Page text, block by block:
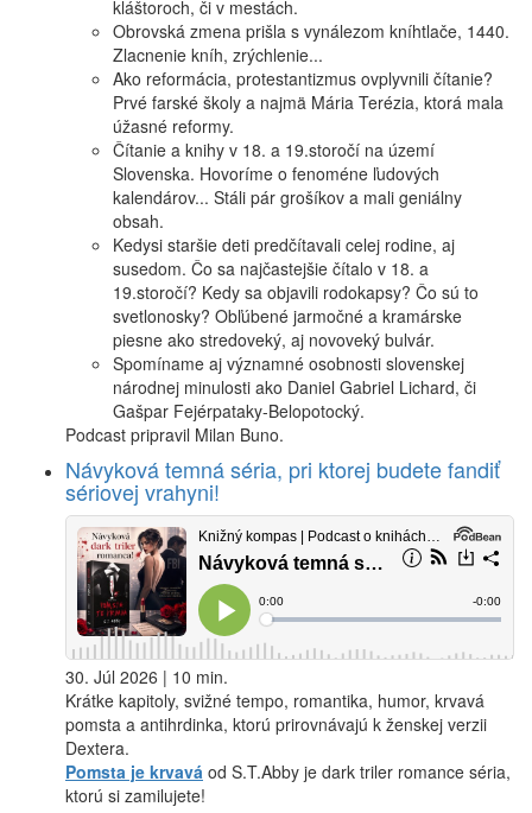
kláštoroch, či v mestách.
Obrovská zmena prišla s vynálezom kníhtlače, 1440.
Zlacnenie kníh, zrýchlenie...
Ako reformácia, protestantizmus ovplyvnili čítanie?
Prvé farské školy a najmä Mária Terézia, ktorá mala
úžasné reformy.
Čítanie a knihy v 18. a 19.storočí na území
Slovenska. Hovoríme o fenoméne ľudových
kalendárov... Stáli pár grošíkov a mali geniálny
obsah.
Kedysi staršie deti predčítavali celej rodine, aj
susedom. Čo sa najčastejšie čítalo v 18. a
19.storočí? Kedy sa objavili rodokapsy? Čo sú to
svetlonosky? Obľúbené jarmočné a kramárske
piesne ako stredoveký, aj novoveký bulvár.
Spomíname aj významné osobnosti slovenskej
národnej minulosti ako Daniel Gabriel Lichard, či
Gašpar Fejérpataky-Belopotocký.
Podcast pripravil Milan Buno.
Návyková temná séria, pri ktorej budete fandiť
sériovej vrahyni!
30. Júl 2026 | 10 min.
Krátke kapitoly, svižné tempo, romantika, humor, krvavá
pomsta a antihrdinka, ktorú prirovnávajú k ženskej verzii
Dextera.
Pomsta je krvavá od S.T.Abby je dark triler romance séria,
ktorú si zamilujete!